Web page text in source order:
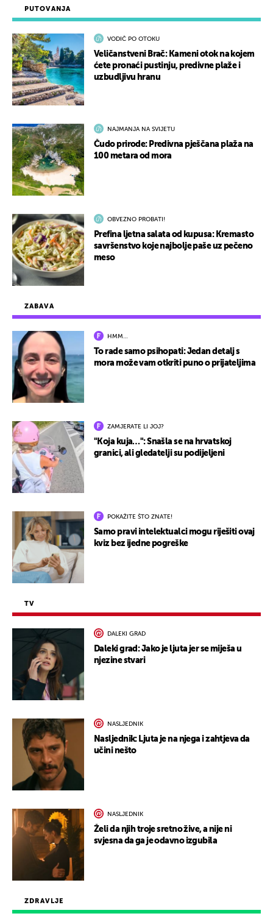
ZDRAVLJE
ZABAVA
HMM…
To rade samo psihopati: Jedan detalj s
mora može vam otkriti puno o prijateljima
ZAMJERATE LI JOJ?
"Koja kuja…": Snašla se na hrvatskoj
granici, ali gledatelji su podijeljeni
POKAŽITE ŠTO ZNATE!
Samo pravi intelektualci mogu riješiti ovaj
kviz bez ijedne pogreške
TV
DALEKI GRAD
Daleki grad: Jako je ljuta jer se miješa u
njezine stvari
NASLJEDNIK
Nasljednik: Ljuta je na njega i zahtjeva da
učini nešto
NASLJEDNIK
Želi da njih troje sretno žive, a nije ni
svjesna da ga je odavno izgubila
PUTOVANJA
VODIČ PO OTOKU
Veličanstveni Brač: Kameni otok na kojem
ćete pronaći pustinju, predivne plaže i
uzbudljivu hranu
NAJMANJA NA SVIJETU
Čudo prirode: Predivna pješčana plaža na
100 metara od mora
OBVEZNO PROBATI!
Prefina ljetna salata od kupusa: Kremasto
savršenstvo koje najbolje paše uz pečeno
meso